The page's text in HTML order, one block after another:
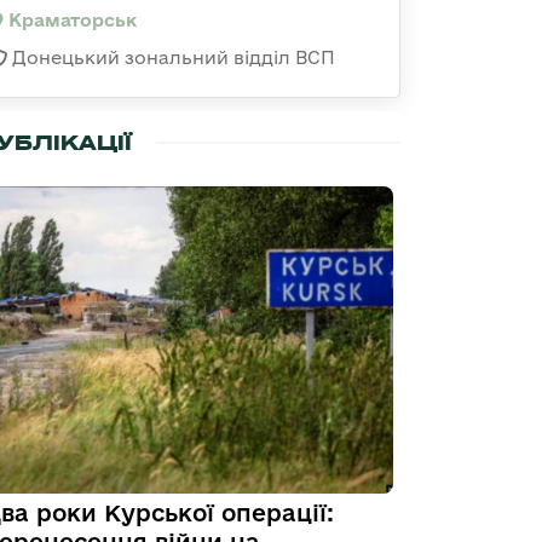
Краматорськ
Донецький зональний відділ ВСП
роки Курської операції: